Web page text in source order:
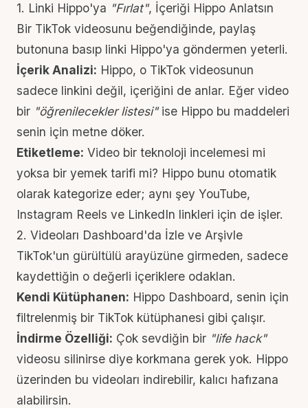
1. Linki Hippo'ya "Fırlat", İçeriği Hippo Anlatsın
Bir TikTok videosunu beğendiğinde, paylaş
butonuna basıp linki Hippo'ya göndermen yeterli.
İçerik Analizi: Hippo, o TikTok videosunun
sadece linkini değil, içeriğini de anlar. Eğer video
bir "öğrenilecekler listesi"ise Hippo bu maddeleri
senin için metne döker.
Etiketleme: Video bir teknoloji incelemesi mi
yoksa bir yemek tarifi mi? Hippo bunu otomatik
olarak kategorize eder; aynı şey YouTube,
Instagram Reels ve LinkedIn linkleri için de işler.
2. Videoları Dashboard'da İzle ve Arşivle
TikTok'un gürültülü arayüzüne girmeden, sadece
kaydettiğin o değerli içeriklere odaklan.
Kendi Kütüphanen: Hippo Dashboard, senin için
filtrelenmiş bir TikTok kütüphanesi gibi çalışır.
İndirme Özelliği: Çok sevdiğin bir "life hack"
videosu silinirse diye korkmana gerek yok. Hippo
üzerinden bu videoları indirebilir, kalıcı hafızana
alabilirsin.